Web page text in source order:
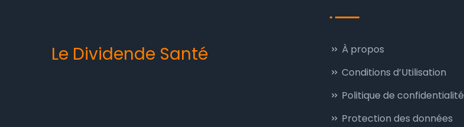
Le Dividende Santé
À propos
Conditions d’Utilisation
Politique de confidentialité
Protection des données